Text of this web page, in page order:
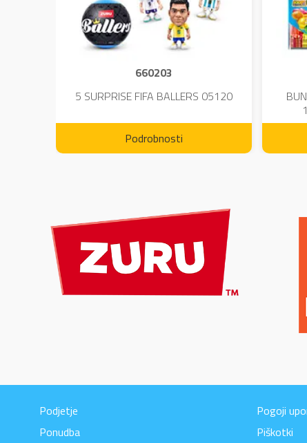
660203
5 SURPRISE FIFA BALLERS 05120
Podrobnosti
Podjetje
Ponudba
Pogoji
Piškotki